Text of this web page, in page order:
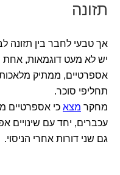
תזונה
אך טבעי לחבר בין תזונה
יש לא מעט דוגמאות, אחת
אספרטיים, ממתיק
תחליפי סוכר.
מחקר מצא כי אספרטיים
עכברים, יחד עם שינויים
גם שני דורות אחרי הניסוי.